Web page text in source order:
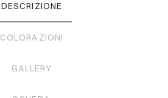
DESCRIZIONE
COLORAZIONI
GALLERY